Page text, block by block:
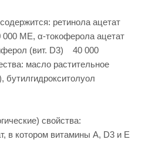
ретинола ацетат
МЕ, α-токоферола ацетат
(вит. D3) 40 000
масло растительное
бутилгидрокситолуол
свойства:
в котором витамины A, D3 и Е